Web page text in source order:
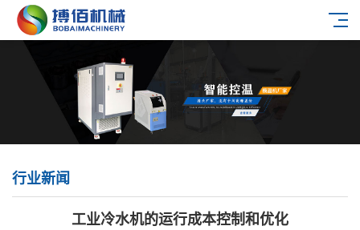
行业新闻
工业冷水机的运行成本控制和优化